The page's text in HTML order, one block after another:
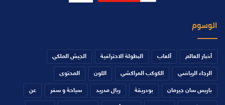
الوسوم
أخبار العالم ألعاب البطولة الاحترافية الجيش الملكي
الرجاء الرياضي الكوكب المراكشي اللون المحتوى
باريس سان جيرمان بودريقة ريال مدريد سياحة و سفر عن